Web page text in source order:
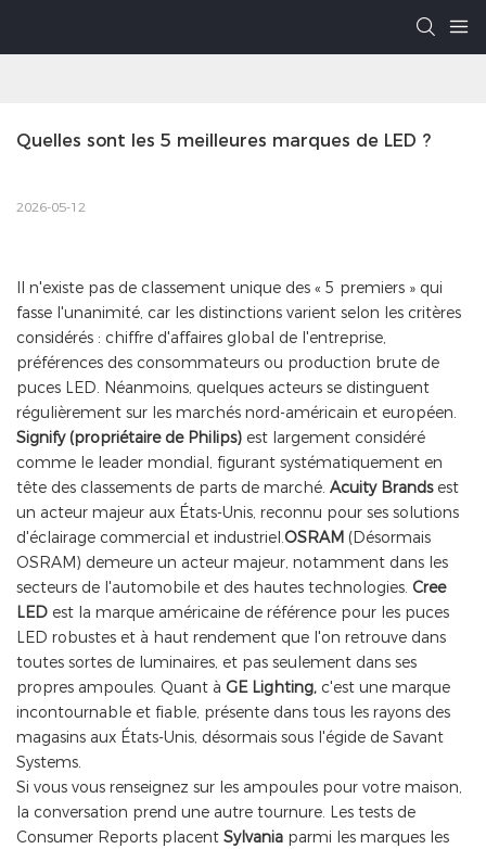
Quelles sont les 5 meilleures marques de LED ?
2026-05-12
Il n'existe pas de classement unique des « 5 premiers » qui
fasse l'unanimité, car les distinctions varient selon les critères
considérés : chiffre d'affaires global de l'entreprise,
préférences des consommateurs ou production brute de
puces LED. Néanmoins, quelques acteurs se distinguent
régulièrement sur les marchés nord-américain et européen.
Signify (propriétaire de Philips) est largement considéré
comme le leader mondial, figurant systématiquement en
tête des classements de parts de marché. Acuity Brandsest
un acteur majeur aux États-Unis, reconnu pour ses solutions
d'éclairage commercial et industriel.OSRAM (Désormais
OSRAM) demeure un acteur majeur, notamment dans les
secteurs de l'automobile et des hautes technologies. Cree
LED est la marque américaine de référence pour les puces
LED robustes et à haut rendement que l'on retrouve dans
toutes sortes de luminaires, et pas seulement dans ses
propres ampoules. Quant à GE Lighting, c'est une marque
incontournable et fiable, présente dans tous les rayons des
magasins aux États-Unis, désormais sous l'égide de Savant
Systems.
Si vous vous renseignez sur les ampoules pour votre maison,
la conversation prend une autre tournure. Les tests de
Consumer Reports placent Sylvania parmi les marques les